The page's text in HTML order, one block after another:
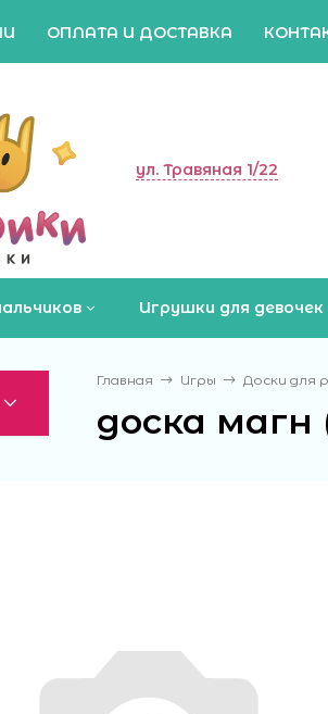
ОПЛАТА И ДОСТАВКА
ул. Травяная 1/22
Игрушки для девочек
Главная Игры Доски для
доска магн